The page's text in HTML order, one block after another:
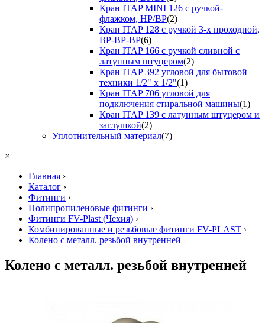
Кран ITAP MINI 126 с ручкой-
флажком, НР/ВР(2)
Кран ITAP 128 с ручкой 3-х проходной,
ВР-ВР-ВР(6)
Кран ITAP 166 с ручкой сливной с
латунным штуцером(2)
Кран ITAP 392 угловой для бытовой
техники 1/2" х 1/2"(1)
Кран ITAP 706 угловой для
подключения стиральной машины(1)
Кран ITAP 139 с латунным штуцером и
заглушкой(2)
Уплотнительный материал(7)
×
Главная ›
Каталог ›
Фитинги ›
Полипропиленовые фитинги ›
Фитинги FV-Plast (Чехия) ›
Комбинированные и резьбовые фитинги FV-PLAST ›
Колено с металл. резьбой внутренней
Колено с металл. резьбой внутренней